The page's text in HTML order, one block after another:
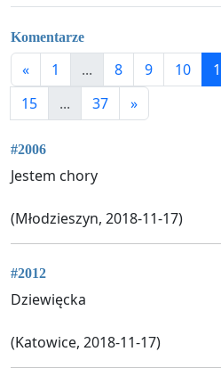
Komentarze
« 1 ... 8 9 10
15
... 37 »
#2006
Jestem chory
(Młodzieszyn, 2018-11-17)
#2012
Dziewięcka
(Katowice, 2018-11-17)